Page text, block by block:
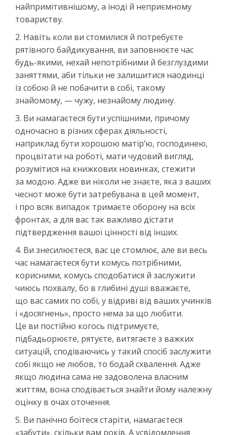
найпримітивнішому, а іноді й неприємному
товариству.
2. Навіть коли ви стомилися й потребуєте
рятівного байдикування, ви заповнюєте час
будь-якими, нехай непотрібними й безглуздими
заняттями, аби тільки не залишитися наодинці
із собою й не побачити в собі, такому
знайомому, — чужу, незнайому людину.
3. Ви намагаєтеся бути успішними, причому
одночасно в різних сферах діяльності,
наприклад бути хорошою матір’ю, господинею,
процвітати на роботі, мати чудовий вигляд,
розумітися на книжкових новинках, стежити
за модою. Адже ви ніколи не знаєте, яка з ваших
чеснот може бути затребувана в цей момент,
і про всяк випадок тримаєте оборону на всіх
фронтах, а для вас так важливо дістати
підтвердження вашої цінності від інших.
4. Ви знесилюєтеся, вас це стомлює, але ви весь
час намагаєтеся бути комусь потрібними,
корисними, комусь сподобатися й заслужити
чиюсь похвалу, бо в глибині душі вважаєте,
що вас самих по собі, у відриві від ваших учинків
і «досягнень», просто нема за що любити.
Це ви постійно когось підтримуєте,
підбадьорюєте, рятуєте, витягаєте з важких
ситуацій, сподіваючись у такий спосіб заслужити
собі якщо не любов, то бодай схвалення. Адже
якщо людина сама не задоволена власним
життям, вона сподівається знайти йому належну
оцінку в очах оточення.
5. Ви панічно боїтеся старіти, намагаєтеся
«забути», скільки вам років. А усвідомлення